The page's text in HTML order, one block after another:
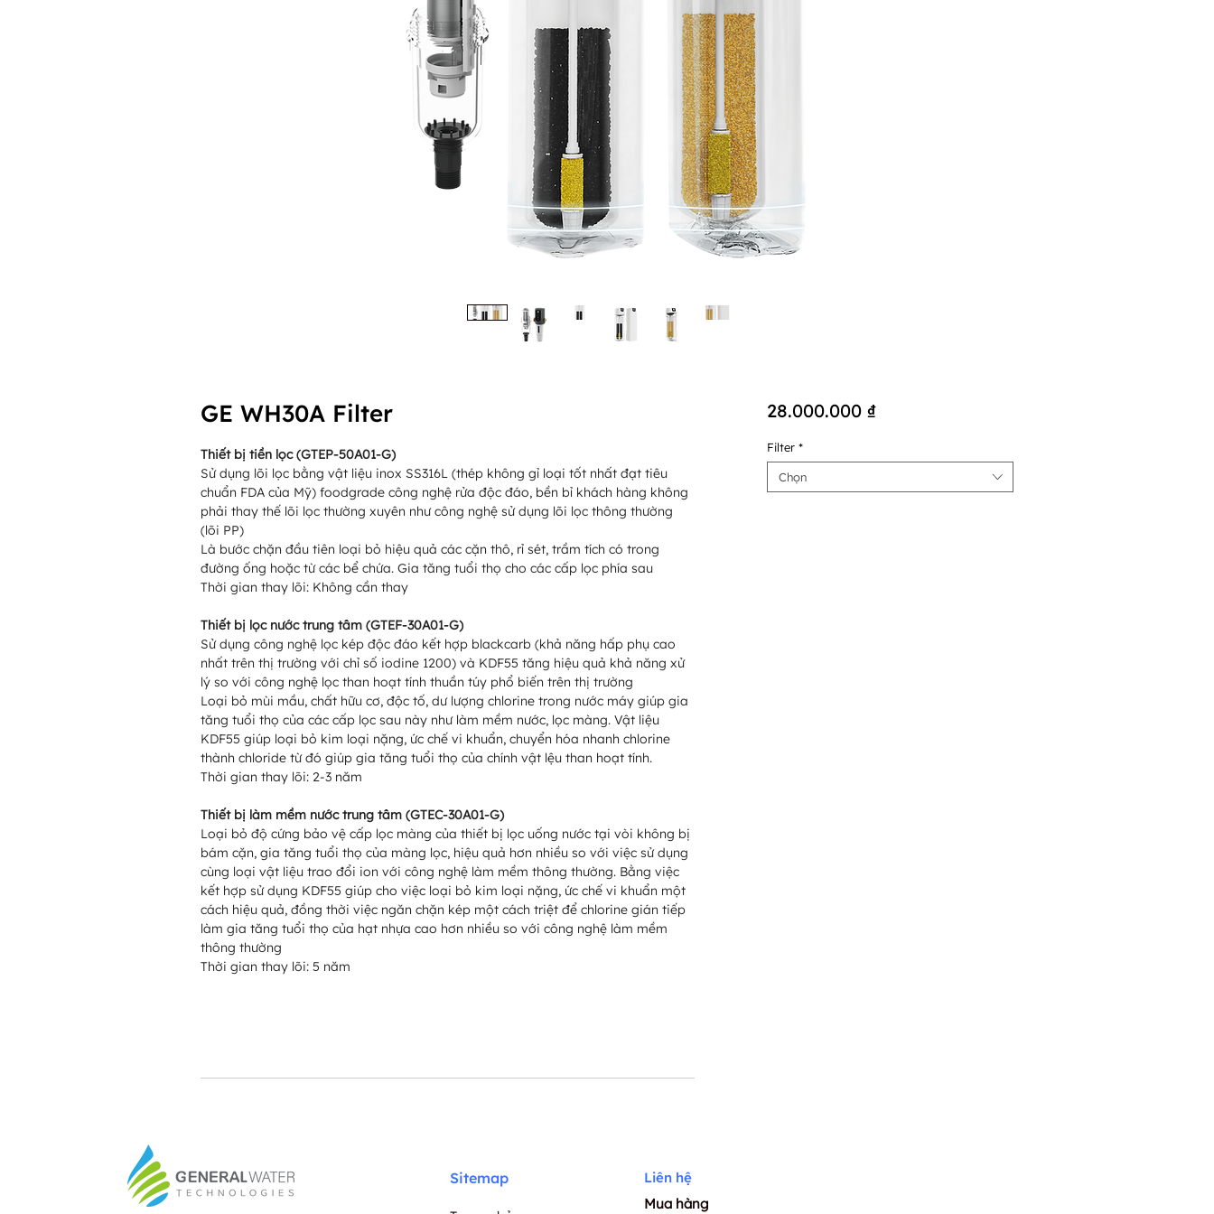
GE WH30A Filter
Thiết bị tiền lọc (GTEP-50A01-G)
Sử dụng lõi lọc bằng vật liệu inox SS316L (thép không gỉ loại tốt nhất đạt tiêu
chuẩn FDA của Mỹ) foodgrade công nghệ rửa độc đáo, bền bỉ khách hàng không
phải thay thế lõi lọc thường xuyên như công nghệ sử dụng lõi lọc thông thường
(lõi PP)
Là bước chặn đầu tiên loại bỏ hiệu quả các cặn thô, rỉ sét, trầm tích có trong
đường ống hoặc từ các bể chứa. Gia tăng tuổi thọ cho các cấp lọc phía sau
Thời gian thay lõi: Không cần thay
Thiết bị lọc nước trung tâm (GTEF-30A01-G)
Sử dụng công nghệ lọc kép độc đáo kết hợp blackcarb (khả năng hấp phụ cao
nhất trên thị trường với chỉ số iodine 1200) và KDF55 tăng hiệu quả khả năng xử
lý so với công nghệ lọc than hoạt tính thuần túy phổ biến trên thị trường
Loại bỏ mùi mầu, chất hữu cơ, độc tố, dư lượng chlorine trong nước máy giúp gia
tăng tuổi thọ của các cấp lọc sau này như làm mềm nước, lọc màng. Vật liệu
KDF55 giúp loại bỏ kim loại nặng, ức chế vi khuẩn, chuyển hóa nhanh chlorine
thành chloride từ đó giúp gia tăng tuổi thọ của chính vật lệu than hoạt tính.
Thời gian thay lõi: 2-3 năm
Thiết bị làm mềm nước trung tâm (GTEC-30A01-G)
Loại bỏ độ cứng bảo vệ cấp lọc màng của thiết bị lọc uống nước tại vòi không bị
bám cặn, gia tăng tuổi thọ của màng lọc, hiệu quả hơn nhiều so với việc sử dụng
cùng loại vật liệu trao đổi ion với công nghệ làm mềm thông thường. Bằng việc
kết hợp sử dụng KDF55 giúp cho việc loại bỏ kim loại nặng, ức chế vi khuẩn một
cách hiệu quả, đồng thời việc ngăn chặn kép một cách triệt để chlorine gián tiếp
làm gia tăng tuổi thọ của hạt nhựa cao hơn nhiều so với công nghệ làm mềm
thông thường
Thời gian thay lõi: 5 năm
28.000.000 ₫Giá
Filter *
Chọn
Sitemap
Liên hệ
Mua hàng